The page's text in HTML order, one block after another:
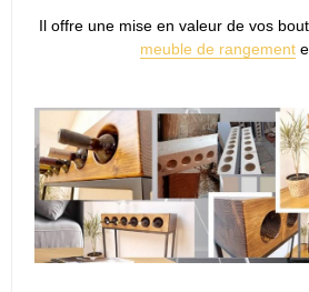
Il offre une mise en valeur de vos
meuble de rangement